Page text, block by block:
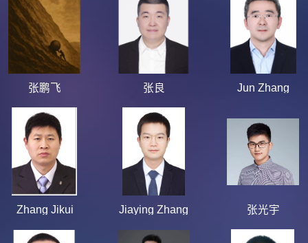
张鹏飞 张良 Jun Zhang
Zhang Jikui Jiaying Zhang 张光宇